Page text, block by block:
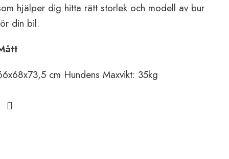
hjälper dig hitta rätt storlek och modell av bur
din bil.
cm Hundens Maxvikt: 35kg